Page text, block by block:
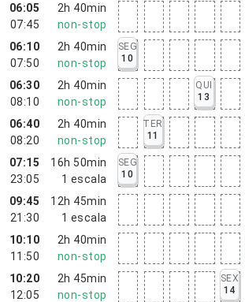
06:05
07:45
2h 40min
non-stop
06:10
07:50
2h 40min
non-stop
SEG
10
06:30
08:10
2h 40min
non-stop
QUI
13
06:40
08:20
2h 40min
non-stop
TER
11
07:15
23:05
16h 50min
1 escala
SEG
10
09:45
21:30
12h 45min
1 escala
10:10
11:50
2h 40min
non-stop
10:20
12:05
2h 45min
non-stop
SEX
14